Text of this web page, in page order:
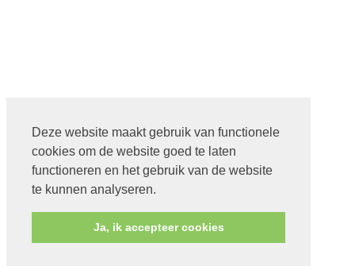
Deze website maakt gebruik van functionele
cookies om de website goed te laten
functioneren en het gebruik van de website
te kunnen analyseren.
Ja, ik accepteer cookies